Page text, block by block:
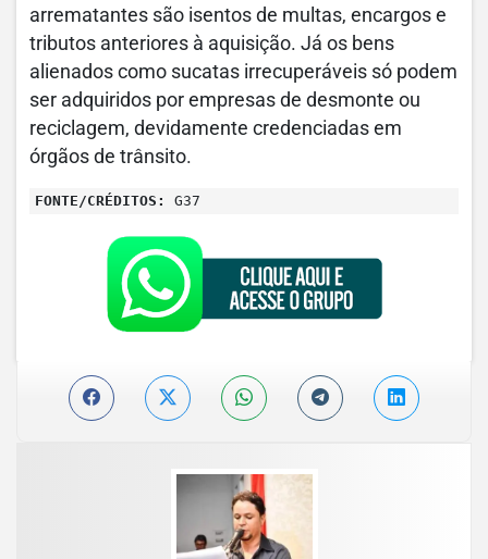
arrematantes são isentos de multas, encargos e
tributos anteriores à aquisição. Já os bens
alienados como sucatas irrecuperáveis só podem
ser adquiridos por empresas de desmonte ou
reciclagem, devidamente credenciadas em
órgãos de trânsito.
FONTE/CRÉDITOS: G37